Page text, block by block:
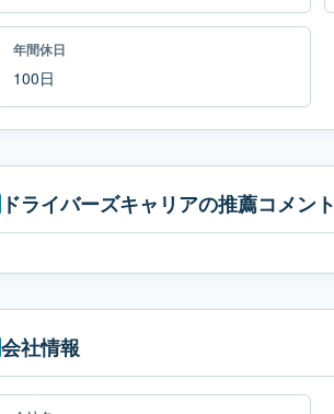
年間休日
100日
ドライバーズキャリアの推薦コメント
会社情報